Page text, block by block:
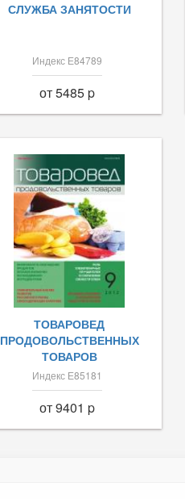
СЛУЖБА ЗАНЯТОСТИ
Индекс Е84789
от 5485 p
ТОВАРОВЕД
ПРОДОВОЛЬСТВЕННЫХ
ТОВАРОВ
Индекс Е85181
от 9401 p